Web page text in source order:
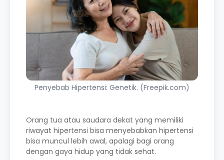
Penyebab Hipertensi: Genetik. (Freepik.com)
Orang tua atau saudara dekat yang memiliki
riwayat hipertensi bisa menyebabkan hipertensi
bisa muncul lebih awal, apalagi bagi orang
dengan gaya hidup yang tidak sehat.